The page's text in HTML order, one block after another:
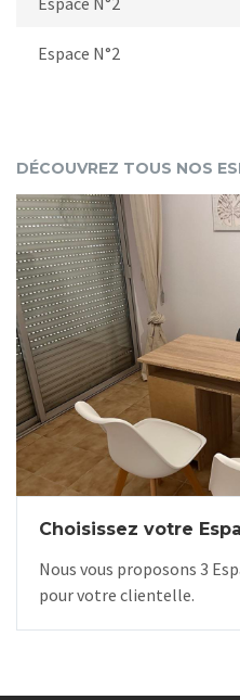
Espace N°2
DÉCOUVREZ TOUS NOS
Choisissez votre
Nous vous proposons 3
pour votre clientelle.